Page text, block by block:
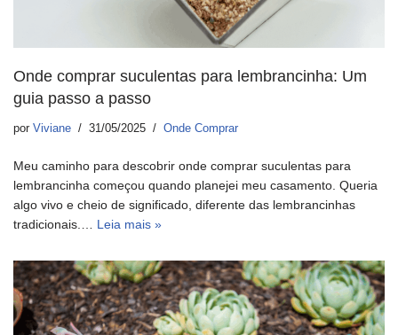
Onde comprar suculentas para lembrancinha: Um
guia passo a passo
por Viviane 31/05/2025 Onde Comprar
Meu caminho para descobrir onde comprar suculentas para
lembrancinha começou quando planejei meu casamento. Queria
algo vivo e cheio de significado, diferente das lembrancinhas
tradicionais.… Leia mais »